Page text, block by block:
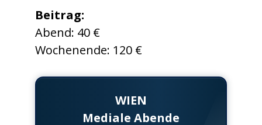
Beitrag:
Abend: 40 €
Wochenende: 120 €
WIEN
Mediale Abende